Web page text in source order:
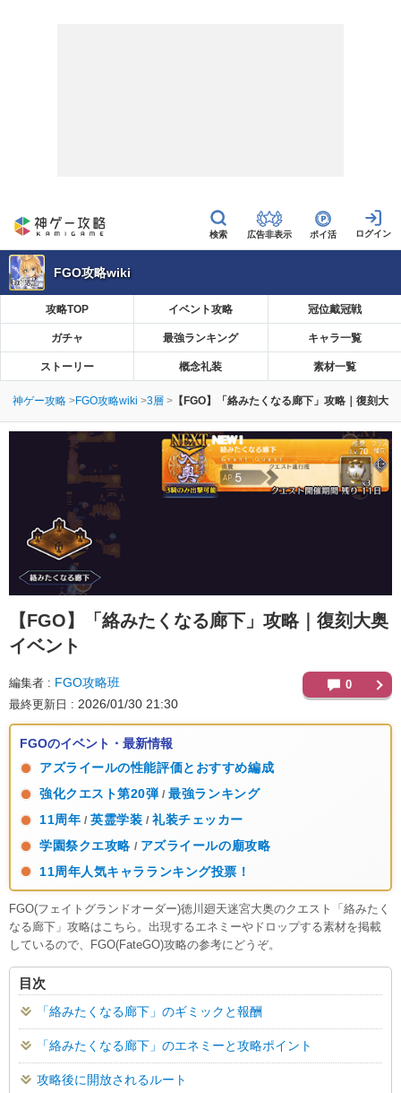
広告非表示 ポイ活
FGO攻略wiki
攻略TOP イベント攻略 冠位戴冠戦
ガチャ 最強ランキング キャラ一覧
ストーリー 概念礼装 素材一覧
神ゲー攻略 FGO攻略wiki 3層 【FGO】「絡みたくなる廊下」攻略｜復刻大
【FGO】
「絡みたくなる廊下」攻略｜復刻大奥
イベント
編集者 FGO攻略班
最終更新日 2026/01/30 21:30
0
FGOのイベント・最新情報
アズライールの性能評価とおすすめ編成
強化クエスト第20弾 / 最強ランキング
11周年 / 英霊学装 / 礼装チェッカー
学園祭クエ攻略 / アズライールの廟攻略
11周年人気キャラランキング投票！
FGO(フェイトグランドオーダー)徳川廻天迷宮大奥のクエスト「絡みたく
なる廊下」攻略はこちら。出現するエネミーやドロップする素材を掲載
しているので、FGO(FateGO)攻略の参考にどうぞ。
目次
「絡みたくなる廊下」のギミックと報酬
「絡みたくなる廊下」のエネミーと攻略ポイント
攻略後に開放されるルート